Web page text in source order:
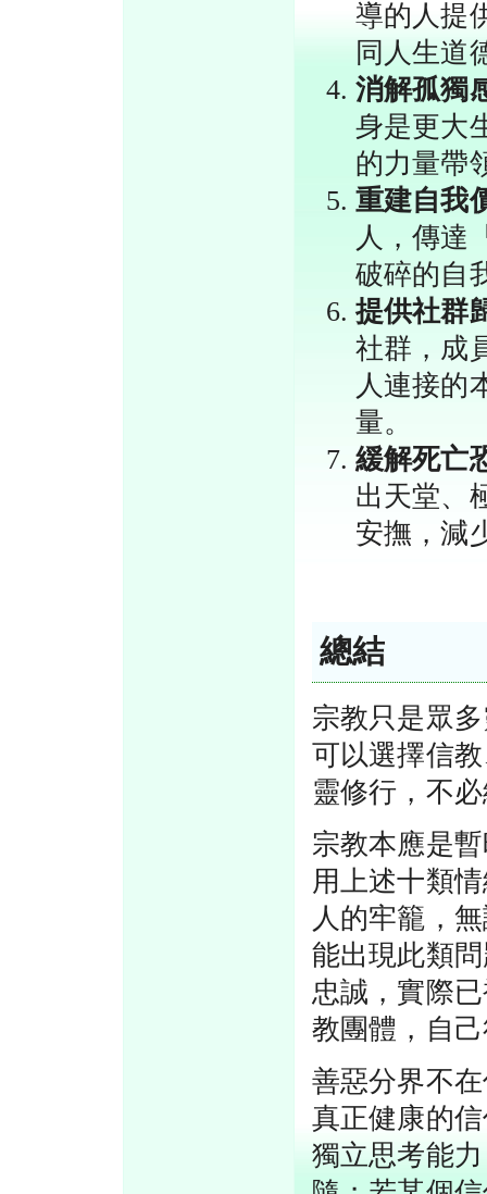
導的人提
同人生道
消解孤獨
身是更大
的力量帶
重建自我
人，傳達
破碎的自
提供社群
社群，成
人連接的
量。
緩解死亡
出天堂、
安撫，減
總結
宗教只是眾
可以選擇信
靈修行，不
宗教本應是
用上述十類
人的牢籠，
能出現此類
忠誠，實際
教團體，自
善惡分界不
真正健康的
獨立思考能